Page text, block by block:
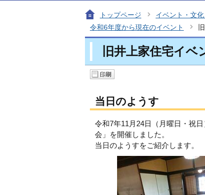
トップページ イベント・文
令和6年度から現在のイベント
旧井上家住宅イベ
当日のようす
令和7年11月24日（月曜日・祝
会」を開催しました。
当日のようすをご紹介します。